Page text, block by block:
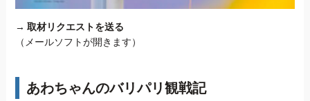
→ 取材リクエストを送る
（メールソフトが開きます）
あわちゃんのバリパリ観戦記